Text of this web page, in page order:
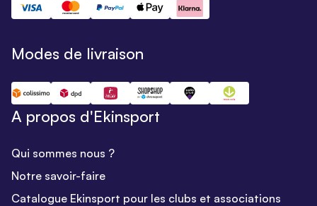
Modes de livraison
A propos d'Ekinsport
Qui sommes nous ?
Notre savoir-faire
Catalogue Ekinsport pour les clubs et associations